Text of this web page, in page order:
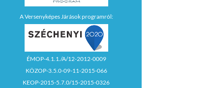
A Versenyképes Járások programról:
ÉMOP-4.1.1./A/12-2012-0009
KÖZOP-3.5.0-09-11-2015-066
KEOP-2015-5.7.0/15-2015-0326